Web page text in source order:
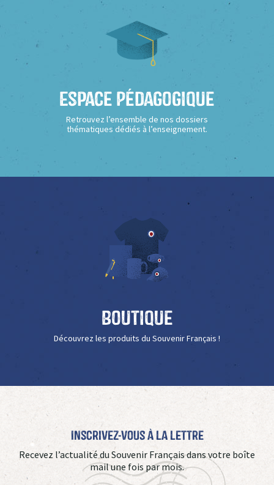
Espace Pédagogique
Retrouvez l’ensemble de nos dossiers
thématiques dédiés à l’enseignement.
Boutique
Découvrez les produits du Souvenir Français !
Inscrivez-vous à La Lettre
Recevez l’actualité du Souvenir Français dans votre boîte
mail une fois par mois.